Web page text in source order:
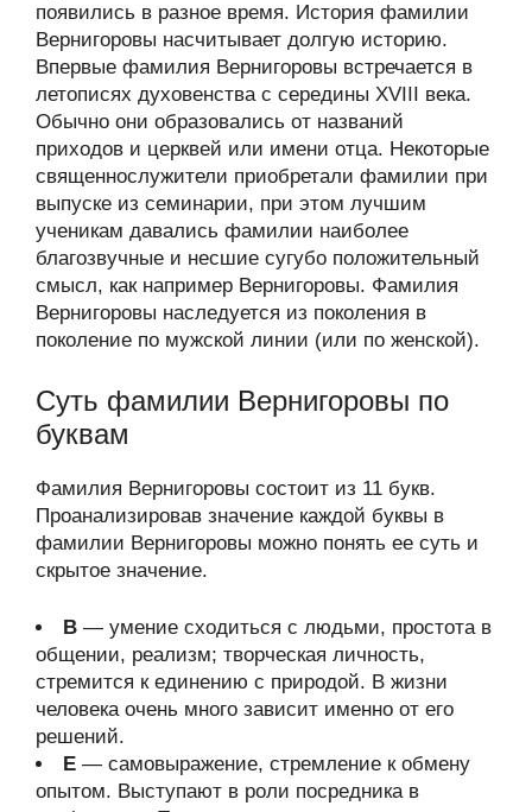
появились в разное время. История фамилии
Вернигоровы насчитывает долгую историю.
Впервые фамилия Вернигоровы встречается в
летописях духовенства с середины XVIII века.
Обычно они образовались от названий
приходов и церквей или имени отца. Некоторые
священнослужители приобретали фамилии при
выпуске из семинарии, при этом лучшим
ученикам давались фамилии наиболее
благозвучные и несшие сугубо положительный
смысл, как например Вернигоровы. Фамилия
Вернигоровы наследуется из поколения в
поколение по мужской линии (или по женской).
Суть фамилии Вернигоровы по
буквам
Фамилия Вернигоровы состоит из 11 букв.
Проанализировав значение каждой буквы в
фамилии Вернигоровы можно понять ее суть и
скрытое значение.
В — умение сходиться с людьми, простота в
общении, реализм; творческая личность,
стремится к единению с природой. В жизни
человека очень много зависит именно от его
решений.
Е — самовыражение, стремление к обмену
опытом. Выступают в роли посредника в